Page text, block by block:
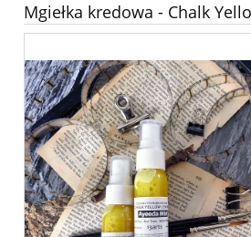
Mgiełka kredowa - Chalk